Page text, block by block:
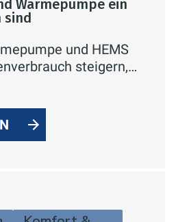
Wärmepumpe ein
sind
und HEMS
steigern,